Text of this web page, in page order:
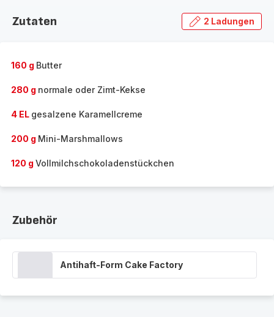
das
Zutaten 2 Ladungen
160 g Butter
280 g normale oder Zimt-Kekse
4 EL gesalzene Karamellcreme
200 g Mini-Marshmallows
120 g Vollmilchschokoladenstückchen
Zubehör
Antihaft-Form Cake Factory